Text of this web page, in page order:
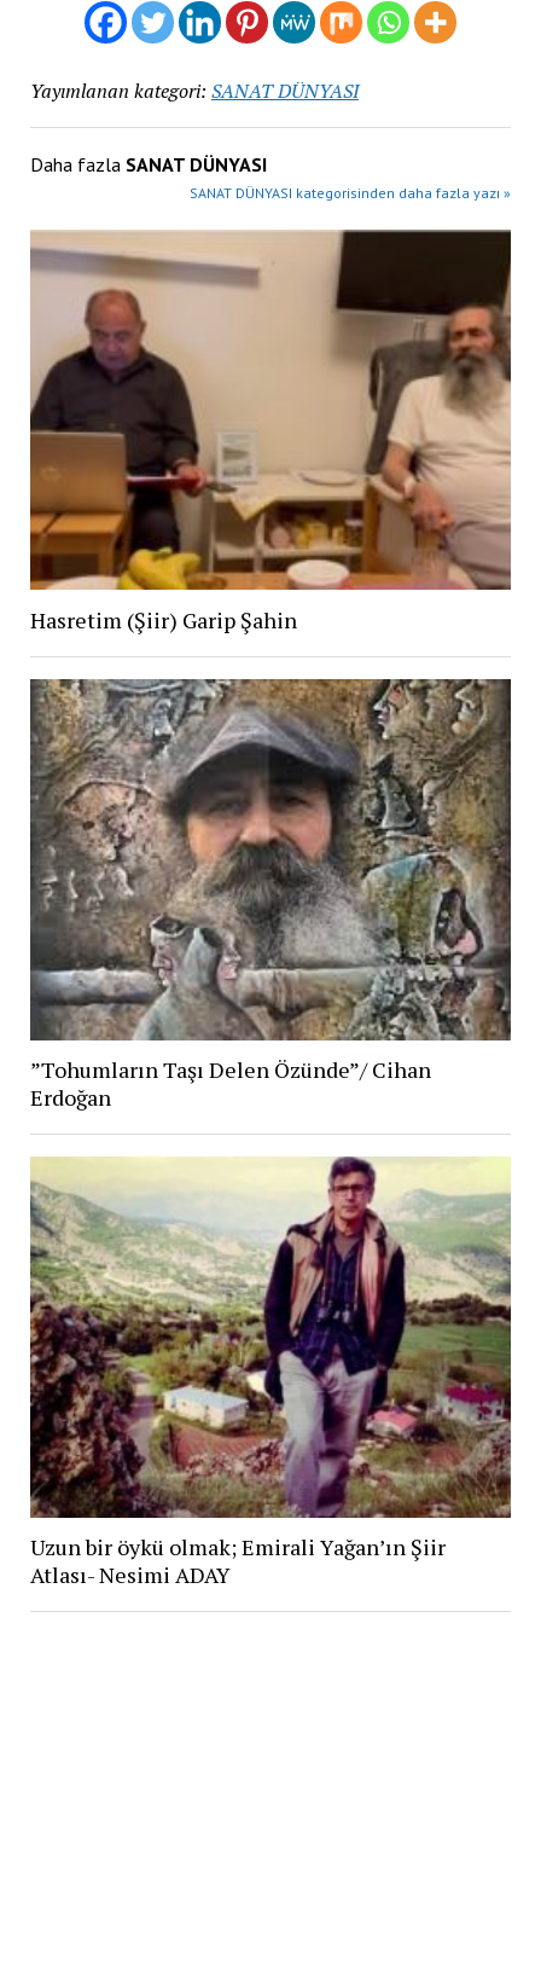
Yayımlanan kategori: SANAT DÜNYASI
Daha fazla SANAT DÜNYASI
SANAT DÜNYASI kategorisinden daha fazla yazı »
Hasretim (Şiir) Garip Şahin
”Tohumların Taşı Delen Özünde”/ Cihan
Erdoğan
Uzun bir öykü olmak; Emirali Yağan’ın Şiir
Atlası- Nesimi ADAY